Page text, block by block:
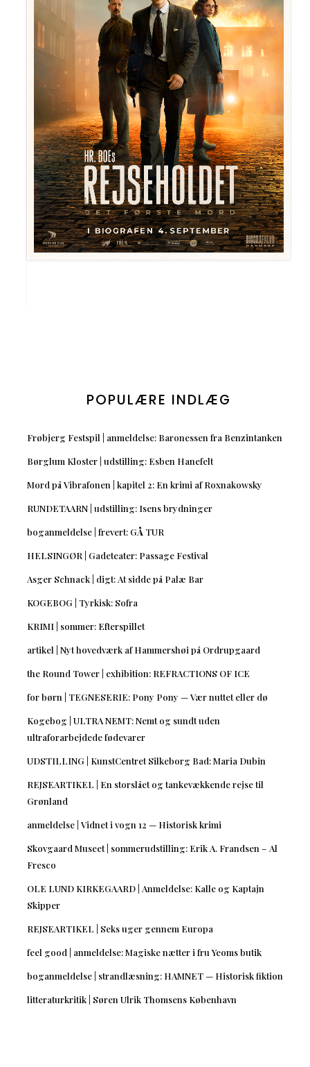
POPULÆRE INDLÆG
Frøbjerg Festspil | anmeldelse: Baronessen fra Benzintanken
Børglum Kloster | udstilling: Esben Hanefelt
Mord på Vibrafonen | kapitel 2: En krimi af Roxnakowsky
RUNDETAARN | udstilling: Isens brydninger
boganmeldelse | frevert: GÅ TUR
HELSINGØR | Gadeteater: Passage Festival
Asger Schnack | digt: At sidde på Palæ Bar
KOGEBOG | Tyrkisk: Sofra
KRIMI | sommer: Efterspillet
artikel | Nyt hovedværk af Hammershøi på Ordrupgaard
the Round Tower | exhibition: REFRACTIONS OF ICE
for børn | TEGNESERIE: Pony Pony — Vær nuttet eller dø
Kogebog | ULTRA NEMT: Nemt og sundt uden
ultraforarbejdede fødevarer
UDSTILLING | KunstCentret Silkeborg Bad: Maria Dubin
REJSEARTIKEL | En storslået og tankevækkende rejse til
Grønland
anmeldelse | Vidnet i vogn 12 — Historisk krimi
Skovgaard Museet | sommerudstilling: Erik A. Frandsen – Al
Fresco
OLE LUND KIRKEGAARD | Anmeldelse: Kalle og Kaptajn
Skipper
REJSEARTIKEL | Seks uger gennem Europa
feel good | anmeldelse: Magiske nætter i fru Yeoms butik
boganmeldelse | strandlæsning: HAMNET — Historisk fiktion
litteraturkritik | Søren Ulrik Thomsens København